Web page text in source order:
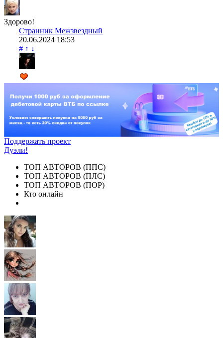
Здорово!
Странник Межзвездный
20.06.2024 18:53
# ↑ ↓
Поддержать проект
Дуэли!
ТОП АВТОРОВ (ППС)
ТОП АВТОРОВ (ПЛС)
ТОП АВТОРОВ (ПОР)
Кто онлайн